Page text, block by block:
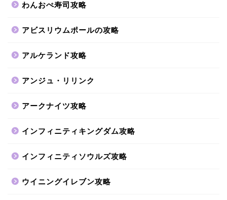
わんおぺ寿司攻略
アビスリウムポールの攻略
アルケランド攻略
アンジュ・リリンク
アークナイツ攻略
インフィニティキングダム攻略
インフィニティソウルズ攻略
ウイニングイレブン攻略